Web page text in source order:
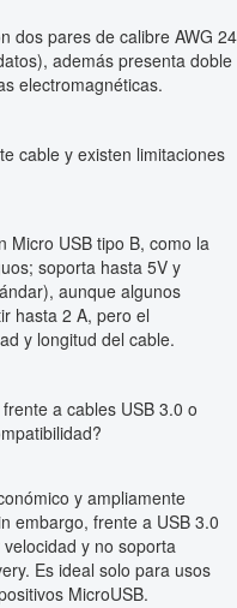
dos pares de calibre AWG 24
además presenta doble
electromagnéticas.
cable y existen limitaciones
Micro USB tipo B, como la
soporta hasta 5V y
aunque algunos
hasta 2 A, pero el
y longitud del cable.
a cables USB 3.0 o
y ampliamente
embargo, frente a USB 3.0
y no soporta
Es ideal solo para usos
MicroUSB.